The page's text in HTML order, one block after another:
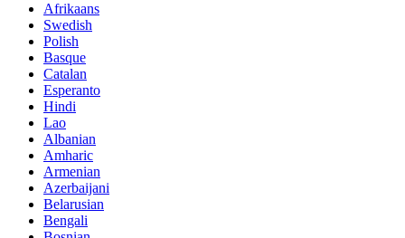
Afrikaans
Swedish
Polish
Basque
Catalan
Esperanto
Hindi
Lao
Albanian
Amharic
Armenian
Azerbaijani
Belarusian
Bengali